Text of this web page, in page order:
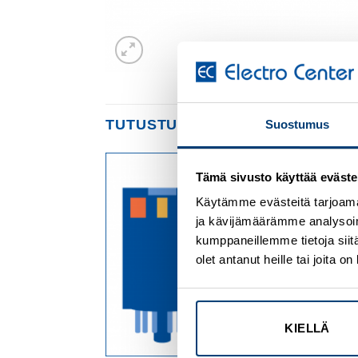
Suostumus
Tämä sivusto käyttää
Käytämme evästeitä
ja kävijämäärämme
kumppaneillemme tietoja
olet antanut heille tai joita
KIELLÄ
TUTUSTU MYÖS
wishlist